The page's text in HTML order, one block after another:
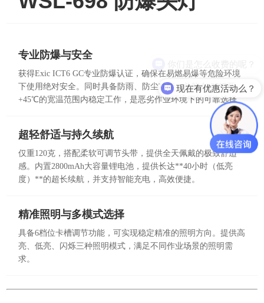
专业防爆与安全
获得Exic ICT6 GC专业防爆认证，确保在易燃易爆等危险环境
下使用绝对安全。同时具备防雨、防尘功能，并能在-25℃至
+45℃的宽温范围内稳定工作，是恶劣作业环境下的可靠选择
超轻舒适与持久续航
仅重120克，搭配柔软可调节头带，提供全天佩戴的极致舒适
感。内置2800mAh大容量锂电池，提供长达**40小时（低亮
度）**的超长续航，并支持智能充电，高效便捷。
精准照明与多模式选择
具备6档位卡槽调节功能，可实现稳定精准的照明方向。提供高
亮、低亮、闪烁三种照明模式，满足不同作业场景的照明需
求。
现在有优惠活动么？